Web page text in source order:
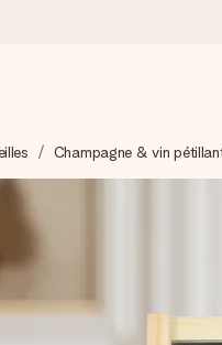
votre cadeau avec
base de +15 000 avis)
Champagne & vin